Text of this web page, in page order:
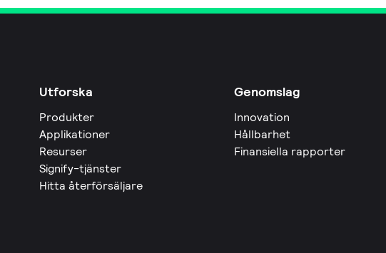
Utforska
Produkter
Applikationer
Resurser
Signify-tjänster
Hitta återförsäljare
Genomslag
Innovation
Hållbarhet
Finansiella rapporter